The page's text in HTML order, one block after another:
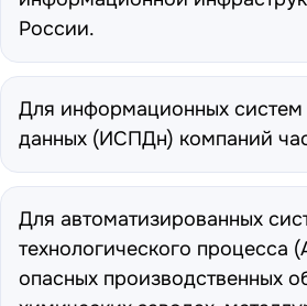
России.
Для информационных систем
данных (ИСПДн) компаний
Для автоматизированных
технологического процесса
опасных производственных